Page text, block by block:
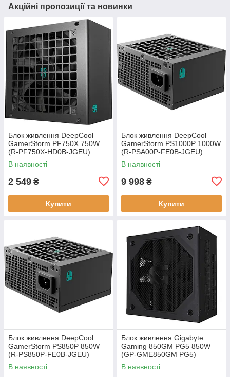
Акційні пропозиції та новинки
Блок живлення DeepCool
GamerStorm PF750X 750W
(R-PF750X-HD0B-JGEU)
В наявності
2 549 ₴
Купити
Блок живлення DeepCool
GamerStorm PS1000P 1000W
(R-PSA00P-FE0B-JGEU)
В наявності
9 998 ₴
Купити
Блок живлення DeepCool
GamerStorm PS850P 850W
(R-PS850P-FE0B-JGEU)
В наявності
Блок живлення Gigabyte
Gaming 850GM PG5 850W
(GP-GME850GM PG5)
В наявності